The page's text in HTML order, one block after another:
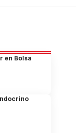
en Bolsa